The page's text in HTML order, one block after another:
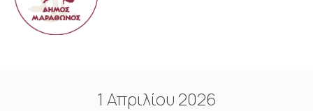
1 Απριλίου 2026